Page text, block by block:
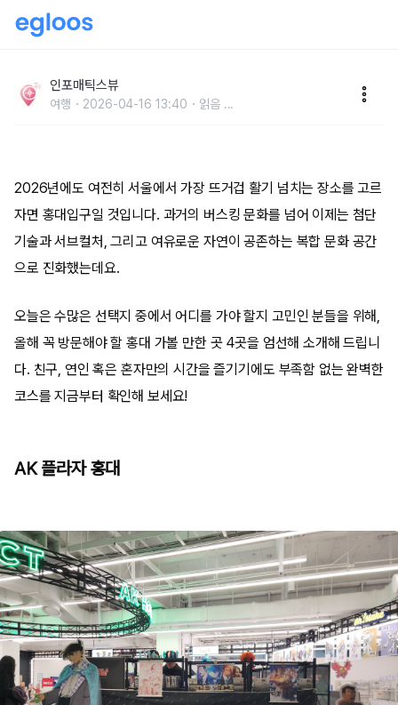
한 곳 TOP 4
인포매틱스뷰
여행 2026-04-16 13:40 읽음 ...
2026년에도 여전히 서울에서 가장 뜨거겁 활기 넘치는 장소를 고르
자면 홍대입구일 것입니다. 과거의 버스킹 문화를 넘어 이제는 첨단
기술과 서브컬처, 그리고 여유로운 자연이 공존하는 복합 문화 공간
으로 진화했는데요.
오늘은 수많은 선택지 중에서 어디를 가야 할지 고민인 분들을 위해,
올해 꼭 방문해야 할 홍대 가볼 만한 곳 4곳을 엄선해 소개해 드립니
다. 친구, 연인 혹은 혼자만의 시간을 즐기기에도 부족함 없는 완벽한
코스를 지금부터 확인해 보세요!
AK 플라자 홍대